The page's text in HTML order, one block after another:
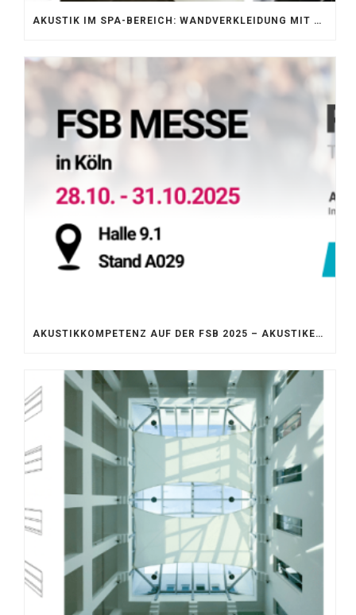
AKUSTIK IM SPA-BEREICH: WANDVERKLEIDUNG MIT SILENTPROTECT CORE
AKUSTIKKOMPETENZ AUF DER FSB 2025 – AKUSTIKELEMENTE FÜR DIE LEBENSRÄUME VON MORGEN